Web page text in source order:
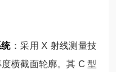
：采用 X 射线测量技
横截面轮廓。其 C 型